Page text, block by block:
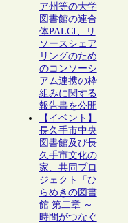
ア州等の大学
図書館の連合
体PALCI、リ
ソースシェア
リングのため
のコンソーシ
アム連携の枠
組みに関する
報告書を公開
【イベント】
長久手市中央
図書館及び長
久手市文化の
家、共同プロ
ジェクト「ひ
らめきの図書
館 第二章 ～
時間がつなぐ